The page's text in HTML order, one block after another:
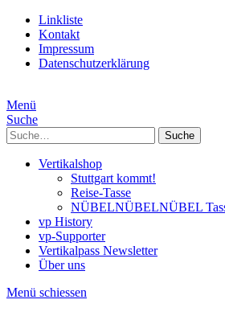
Linkliste
Kontakt
Impressum
Datenschutzerklärung
Menü
Suche
Suche
Vertikalshop
Stuttgart kommt!
Reise-Tasse
NÜBELNÜBELNÜBEL
vp History
vp-Supporter
Vertikalpass Newsletter
Über uns
Menü schiessen